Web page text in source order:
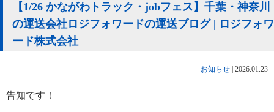
【1/26 かながわトラック・jobフェス】千葉・神奈川
の運送会社ロジフォワードの運送ブログ | ロジフォワ
ード株式会社
お知らせ 2026.01.23
告知です！